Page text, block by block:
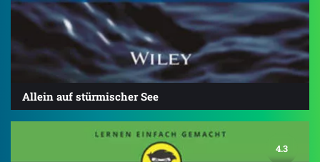
Allein auf stürmischer See
4.3